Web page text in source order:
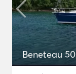
Beneteau 50